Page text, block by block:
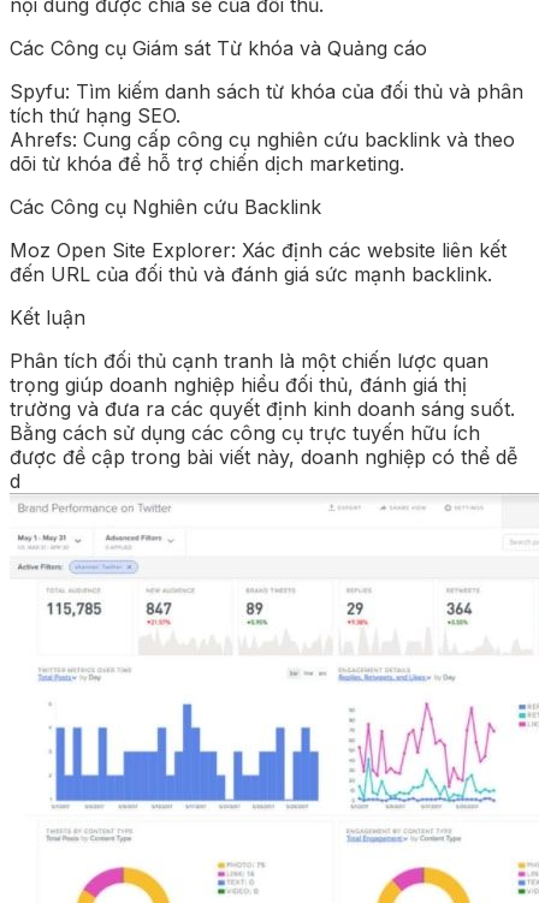
Các Công cụ Giám sát Từ khóa và Quảng cáo
Spyfu: Tìm kiếm danh sách từ khóa của đối thủ và phân
tích thứ hạng SEO.
Ahrefs: Cung cấp công cụ nghiên cứu backlink và theo
dõi từ khóa để hỗ trợ chiến dịch marketing.
Các Công cụ Nghiên cứu Backlink
Moz Open Site Explorer: Xác định các website liên kết
đến URL của đối thủ và đánh giá sức mạnh backlink.
Kết luận
Phân tích đối thủ cạnh tranh là một chiến lược quan
trọng giúp doanh nghiệp hiểu đối thủ, đánh giá thị
trường và đưa ra các quyết định kinh doanh sáng suốt.
Bằng cách sử dụng các công cụ trực tuyến hữu ích
được đề cập trong bài viết này, doanh nghiệp có thể dễ
d